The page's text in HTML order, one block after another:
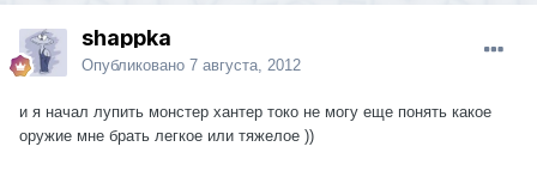
shappka
Опубликовано 7 августа, 2012
и я начал лупить монстер хантер токо не могу еще понять какое
оружие мне брать легкое или тяжелое ))